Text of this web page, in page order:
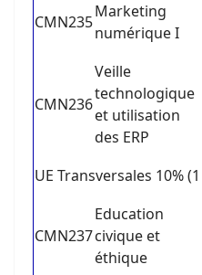
CMN235
Marketing
numérique I
CMN236
Veille
technologique
et utilisation
des ERP
UE Transversales 10%
CMN237
Education
civique et
éthique